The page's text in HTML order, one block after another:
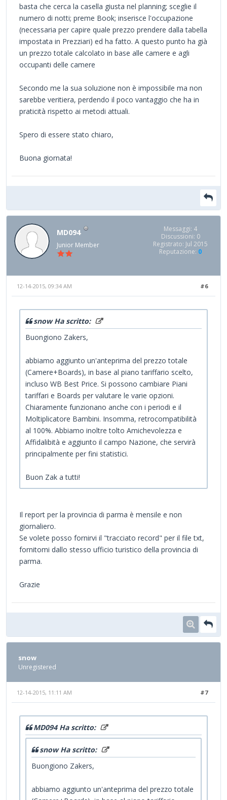
basta che cerca la casella giusta nel planning; sceglie il
numero di notti; preme Book; inserisce l'occupazione
(necessaria per capire quale prezzo prendere dalla tabella
impostata in Prezziari) ed ha fatto. A questo punto ha già
un prezzo totale calcolato in base alle camere e agli
occupanti delle camere
Secondo me la sua soluzione non è impossibile ma non
sarebbe veritiera, perdendo il poco vantaggio che ha in
praticità rispetto ai metodi attuali.
Spero di essere stato chiaro,
Buona giornata!
MD094
Junior Member
Messaggi: 4
Discussioni: 0
Registrato: Jul 2015
Reputazione: 0
#6
12-14-2015, 09:34 AM
snow Ha scritto:
Buongiono Zakers,
abbiamo aggiunto un'anteprima del prezzo totale
(Camere+Boards), in base al piano tariffario scelto,
incluso WB Best Price. Si possono cambiare Piani
tariffari e Boards per valutare le varie opzioni.
Chiaramente funzionano anche con i periodi e il
Moltiplicatore Bambini. Insomma, retrocompatibilità
al 100%. Abbiamo inoltre tolto Amichevolezza e
Affidalibità e aggiunto il campo Nazione, che servirà
principalmente per fini statistici.
Buon Zak a tutti!
Il report per la provincia di parma è mensile e non
giornaliero.
Se volete posso fornirvi il "tracciato record" per il file txt,
fornitomi dallo stesso ufficio turistico della provincia di
parma.
Grazie
snow
Unregistered
#7
12-14-2015, 11:11 AM
MD094 Ha scritto:
snow Ha scritto:
Buongiono Zakers,
abbiamo aggiunto un'anteprima del prezzo totale